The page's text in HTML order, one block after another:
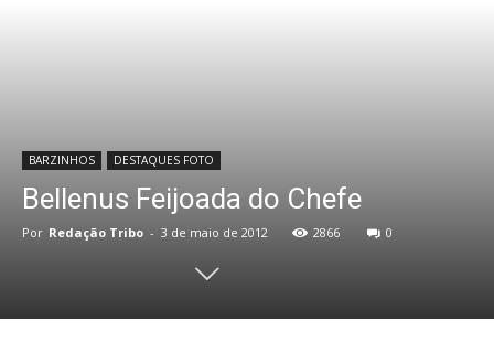
BARZINHOS DESTAQUES FOTO
Bellenus Feijoada do Chefe
Por Redação Tribo - 3 de maio de 2012 2866 0